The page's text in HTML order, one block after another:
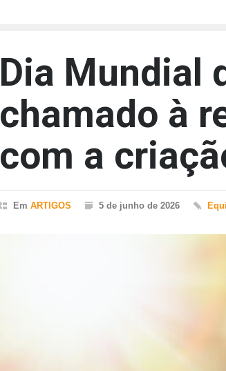
Dia Mundial
chamado à
com a
Em ARTIGOS 5 de junho de 2026